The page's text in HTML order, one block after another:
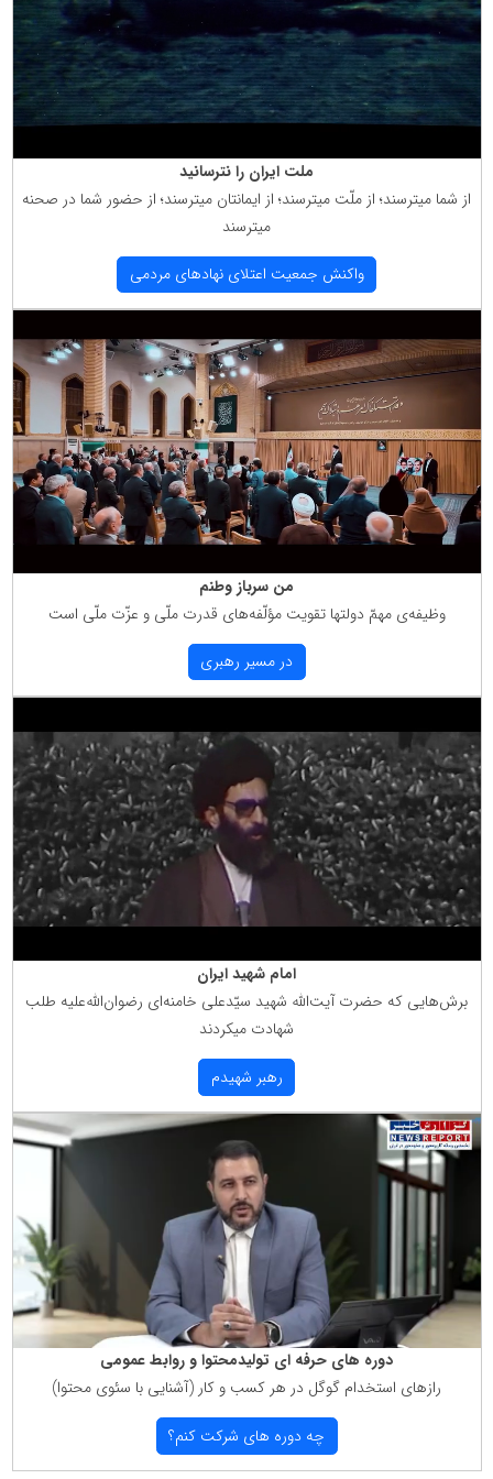
ملت ایران را نترسانید
از شما میترسند؛ از ملّت میترسند؛ از ایمانتان میترسند؛ از حضور شما در صحنه
میترسند
واكنش جمعیت اعتلای نهادهای مردمی
من سرباز وطنم
وظیفه‌ی مهمّ دولتها تقویت مؤلّفه‌های قدرت ملّی و عزّت ملّی است
در مسیر رهبری
امام شهید ایران
برش‌هایی كه حضرت آیت‌الله شهید سیّدعلی خامنه‌ای رضوان‌الله‌علیه طلب
شهادت میكردند
رهبر شهیدم
دوره های حرفه ای تولیدمحتوا و روابط عمومی
رازهای استخدام گوگل در هر كسب و كار (آشنایی با سئوی محتوا)
چه دوره های شركت كنم؟